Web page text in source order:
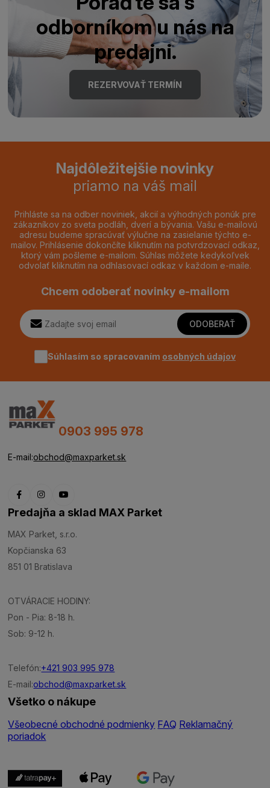
odborníkom u nás na
predajni.
REZERVOVAŤ TERMÍN
Najdôležitejšie novinky
priamo na váš mail
Prihláste sa na odber noviniek, akcií a výhodných ponúk pre
zákazníkov zo sveta podláh, dverí a bývania. Vašu e-mailovú
adresu budeme spracúvať výlučne na zasielanie týchto e-
mailov. Prihlásenie dokončíte kliknutím na potvrdzovací odkaz,
ktorý vám pošleme e-mailom. Súhlas môžete kedykoľvek
odvolať kliknutím na odhlasovací odkaz v každom e-maile.
Chcem odoberať novinky e-mailom
ODOBERAŤ
Súhlasím so spracovaním osobných údajov
0903 995 978
E-mail:obchod@maxparket.sk
Predajňa a sklad MAX Parket
MAX Parket, s.r.o.
Kopčianska 63
851 01 Bratislava
OTVÁRACIE HODINY:
Pon - Pia: 8-18 h.
Sob: 9-12 h.
Telefón:+421 903 995 978
E-mail:obchod@maxparket.sk
Všetko o nákupe
Všeobecné obchodné podmienky FAQ Reklamačný
poriadok